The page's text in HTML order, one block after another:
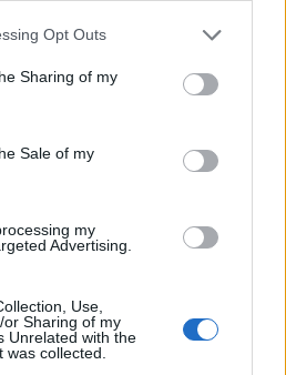
Opt Outs
Sharing of my
Sale of my
my
Advertising.
Use,
Sharing of my
Unrelated with the
collected.
torsdag 19:51
11 svar
40 svar
Civic Aerodeck
svar